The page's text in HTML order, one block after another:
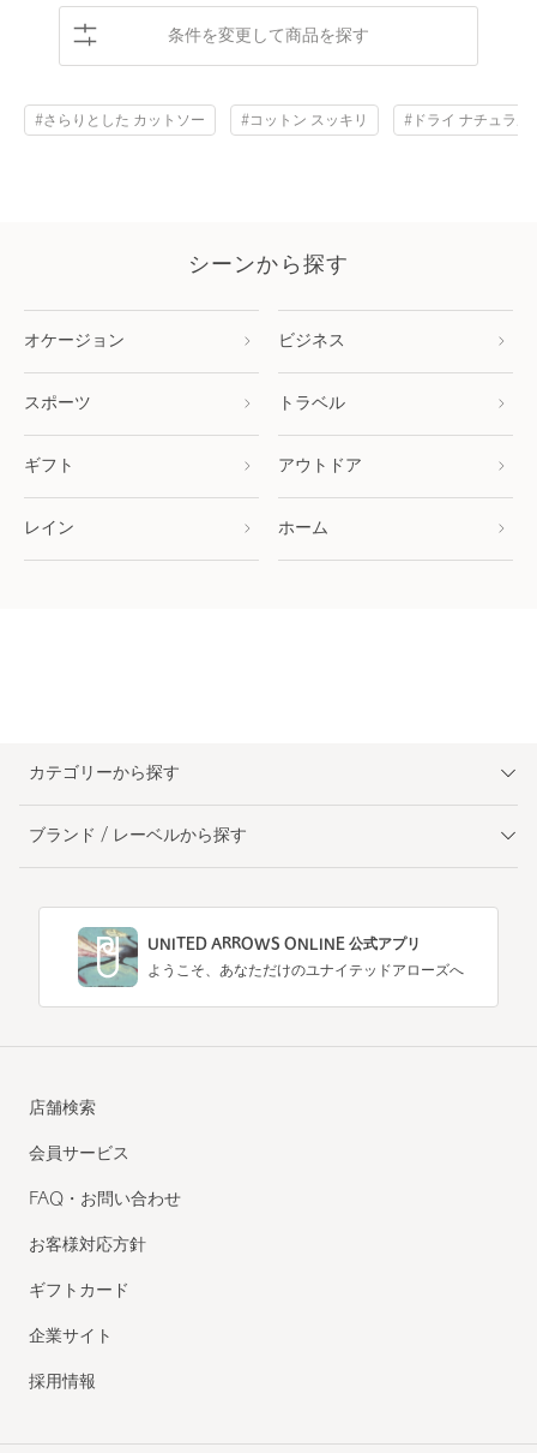
条件を変更して商品を探す
#さらりとした カットソー #コットン スッキリ #ドライ ナチュラル
シーンから探す
オケージョン ビジネス
スポーツ トラベル
ギフト アウトドア
レイン ホーム
カテゴリーから探す
ブランド / レーベルから探す
UNITED ARROWS ONLINE 公式アプリ
ようこそ、あなただけのユナイテッドアローズへ
店舗検索
会員サービス
FAQ・お問い合わせ
お客様対応方針
ギフトカード
企業サイト
採用情報